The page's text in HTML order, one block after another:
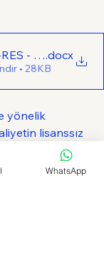
RES - Ekspertiz
.docx
• 28KB
yönelik
lisanssız
olması
WhatsApp